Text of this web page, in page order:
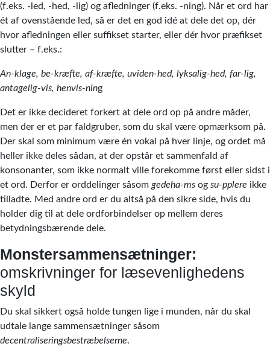
(f.eks. -led, -hed, -lig) og afledninger (f.eks. -ning). Når et ord har
ét af ovenstående led, så er det en god idé at dele det op, dér
hvor afledningen eller suffikset starter, eller dér hvor præfikset
slutter – f.eks.:
An-klage, be-kræfte, af-kræfte, uviden-hed, lyksalig-hed, far-lig,
antagelig-vis, henvis-ning
Det er ikke decideret forkert at dele ord op på andre måder,
men der er et par faldgruber, som du skal være opmærksom på.
Der skal som minimum være én vokal på hver linje, og ordet må
heller ikke deles sådan, at der opstår et sammenfald af
konsonanter, som ikke normalt ville forekomme først eller sidst i
et ord. Derfor er orddelinger såsom gedeha-ms og su-pplere ikke
tilladte. Med andre ord er du altså på den sikre side, hvis du
holder dig til at dele ordforbindelser op mellem deres
betydningsbærende dele.
Monstersammensætninger:
omskrivninger for læsevenlighedens
skyld
Du skal sikkert også holde tungen lige i munden, når du skal
udtale lange sammensætninger såsom
decentraliseringsbestræbelserne.